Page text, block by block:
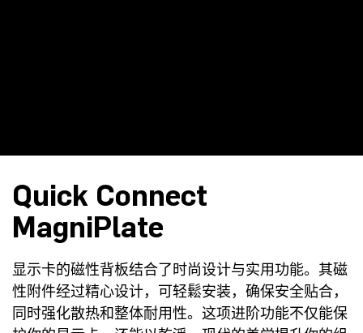
Quick Connect
MagniPlate
显示卡的磁性背板结合了时尚设计与实用功能。其磁
性附件经过精心设计，可轻鬆安装，确保安全贴合，
同时强化散热和整体耐用性。这项进阶功能不仅能保